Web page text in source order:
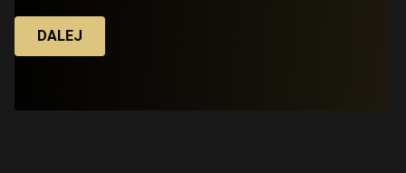
DALEJ